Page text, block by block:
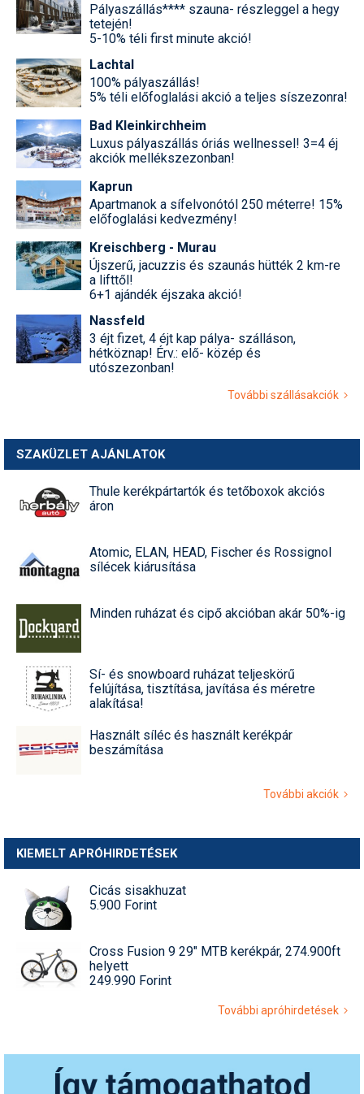
Pályaszállás**** szauna- részleggel a hegy
tetején!
5-10% téli first minute akció!
Lachtal
100% pályaszállás!
5% téli előfoglalási akció a teljes síszezonra!
Bad Kleinkirchheim
Luxus pályaszállás óriás wellnessel! 3=4 éj
akciók mellékszezonban!
Kaprun
Apartmanok a sífelvonótól 250 méterre! 15%
előfoglalási kedvezmény!
Kreischberg - Murau
Újszerű, jacuzzis és szaunás hütték 2 km-re
a lifttől!
6+1 ajándék éjszaka akció!
Nassfeld
3 éjt fizet, 4 éjt kap pálya- szálláson,
hétköznap! Érv.: elő- közép és
utószezonban!
További szállásakciók
SZAKÜZLET AJÁNLATOK
Thule kerékpártartók és tetőboxok akciós
áron
Atomic, ELAN, HEAD, Fischer és Rossignol
sílécek kiárusítása
Minden ruházat és cipő akcióban akár 50%-ig
Sí- és snowboard ruházat teljeskörű
felújítása, tisztítása, javítása és méretre
alakítása!
Használt síléc és használt kerékpár
beszámítása
További akciók
KIEMELT APRÓHIRDETÉSEK
Cicás sisakhuzat
5.900 Forint
Cross Fusion 9 29" MTB kerékpár, 274.900ft
helyett
249.990 Forint
További apróhirdetések